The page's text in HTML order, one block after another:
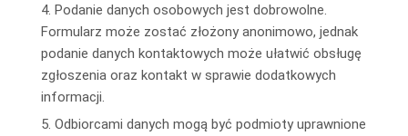
4. Podanie danych osobowych jest dobrowolne.
Formularz może zostać złożony anonimowo, jednak
podanie danych kontaktowych może ułatwić obsługę
zgłoszenia oraz kontakt w sprawie dodatkowych
informacji.
5. Odbiorcami danych mogą być podmioty uprawnione